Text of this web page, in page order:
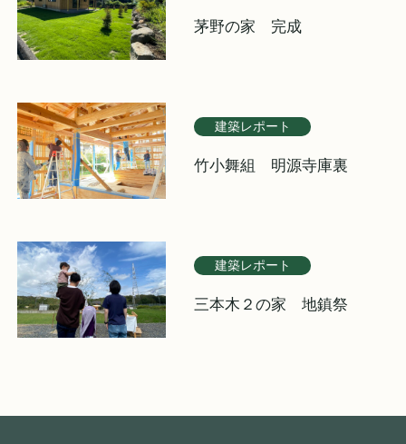
茅野の家 完成
建築レポート
竹小舞組 明源寺庫裏
建築レポート
三本木２の家 地鎮祭